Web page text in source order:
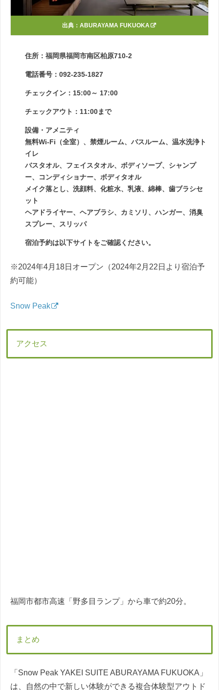
出典： ABURAYAMA FUKUOKA
住所：福岡県福岡市南区柏原710-2
電話番号：092-235-1827
チェックイン：15:00～ 17:00
チェックアウト：11:00まで
設備・アメニティ
無料Wi-Fi（全室）、禁煙ルーム、バスルーム、温水洗浄ト
イレ
バスタオル、フェイスタオル、ボディソープ、シャンプ
ー、コンディショナー、ボディタオル
メイク落とし、洗顔料、化粧水、乳液、綿棒、歯ブラシセ
ット
ヘアドライヤー、ヘアブラシ、カミソリ、ハンガー、消臭
スプレー、スリッパ
宿泊予約は以下サイトをご確認ください。
※2024年4月18日オープン（2024年2月22日より宿泊予
約可能）
Snow Peak
アクセス
福岡市都市高速「野多目ランプ」から車で約20分。
まとめ
「Snow Peak YAKEI SUITE ABURAYAMA FUKUOKA」
は、自然の中で新しい体験ができる複合体験型アウトド